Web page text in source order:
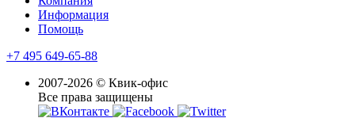
Информация
Помощь
+7 495 649-65-88
2007-2026 © Квик-офис
Все права защищены